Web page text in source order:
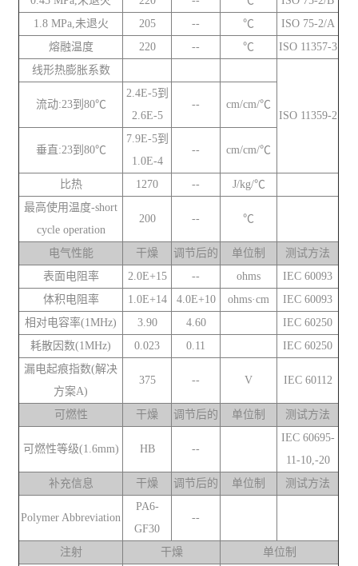
1.8 MPa,未退火
205 -- ℃
ISO 75-2/A
熔融温度
220 -- ℃
ISO 11357-3
线形热膨胀系数
ISO 11359-2
流动:23到80℃
2.4E-5到
2.6E-5
-- cm/cm/℃
垂直:23到80℃
7.9E-5到
1.0E-4
-- cm/cm/℃
比热 1270 --
J/kg/℃
最高使用温度-short
cycle operation
200 -- ℃
电气性能 干燥 调节后的 单位制
测试方法
表面电阻率
2.0E+15 -- ohms
IEC 60093
体积电阻率
1.0E+14 4.0E+10 ohms·cm
IEC 60093
相对电容率(1MHz)
3.90 4.60
IEC 60250
耗散因数(1MHz)
0.023 0.11
IEC 60250
漏电起痕指数(解决
方案A)
375 -- V IEC 60112
可燃性 干燥 调节后的 单位制 测试方法
可燃性等级(1.6mm) HB --
IEC 60695-
11-10,-20
补充信息
干燥 调节后的 单位制 测试方法
Polymer Abbreviation
PA6-
GF30
--
注射 干燥
单位制